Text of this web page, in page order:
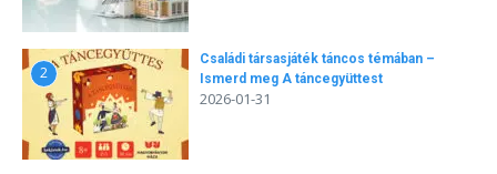
2
Családi társasjáték táncos témában –
Ismerd meg A táncegyüttest
2026-01-31